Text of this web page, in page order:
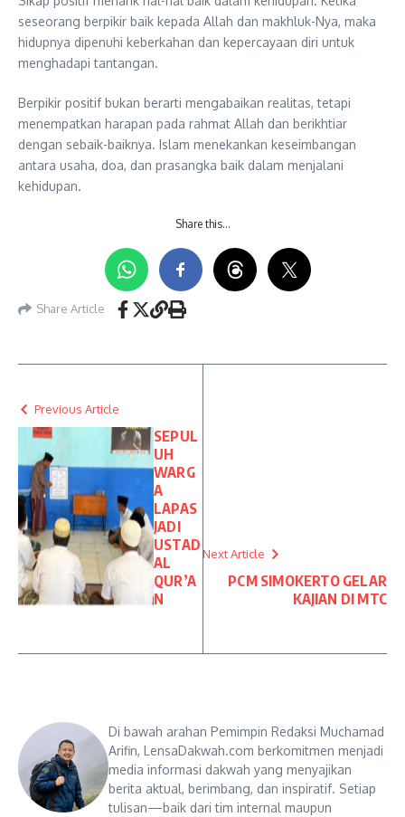
seseorang berpikir baik kepada Allah dan makhluk-Nya, maka
hidupnya dipenuhi keberkahan dan kepercayaan diri untuk
menghadapi tantangan.
Berpikir positif bukan berarti mengabaikan realitas, tetapi
menempatkan harapan pada rahmat Allah dan berikhtiar
dengan sebaik-baiknya. Islam menekankan keseimbangan
antara usaha, doa, dan prasangka baik dalam menjalani
kehidupan.
Share this…
Share Article
Previous Article
SEPUL
UH
WARG
A
LAPAS
JADI
USTAD
AL
QUR’A
N
Next Article
PCM SIMOKERTO GELAR
KAJIAN DI MTC
Di bawah arahan Pemimpin Redaksi Muchamad
Arifin, LensaDakwah.com berkomitmen menjadi
media informasi dakwah yang menyajikan
berita aktual, berimbang, dan inspiratif. Setiap
tulisan—baik dari tim internal maupun